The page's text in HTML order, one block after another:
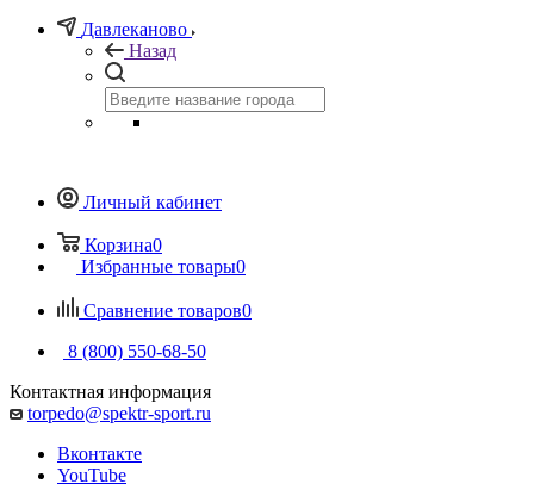
Давлеканово
Назад
Личный кабинет
Корзина0
Избранные товары0
Сравнение товаров0
8 (800) 550-68-50
Контактная информация
torpedo@spektr-sport.ru
Вконтакте
YouTube